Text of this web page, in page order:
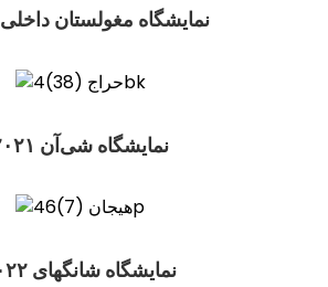
نمایشگاه مغولستان داخلی ۲۰۲۱
نمایشگاه شی‌آن ۲۰۲۱
نمایشگاه شانگهای ۲۰۲۲